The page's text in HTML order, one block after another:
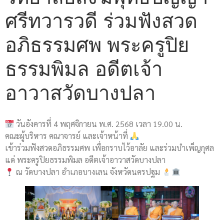
ศรีทวารวดี ร่วมฟังสวด
อภิธรรมศพ พระครูปิย
ธรรมพิมล อดีตเจ้า
อาวาสวัดบางปลา
วันอังคารที่ 4 พฤศจิกายน พ.ศ. 2568 เวลา 19.00 น.
คณะผู้บริหาร คณาจารย์ และเจ้าหน้าที่
เข้าร่วมฟังสวดอภิธรรมศพ เพื่อกราบไว้อาลัย และร่วมบำเพ็ญกุศล
แด่ พระครูปิยธรรมพิมล อดีตเจ้าอาวาสวัดบางปลา
ณ วัดบางปลา อำเภอบางเลน จังหวัดนครปฐม